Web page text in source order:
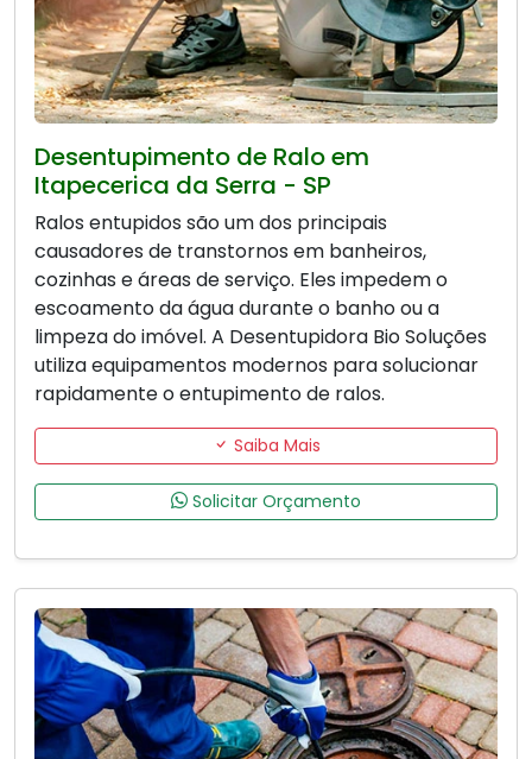
Desentupimento de Ralo em
Itapecerica da Serra - SP
Ralos entupidos são um dos principais
causadores de transtornos em banheiros,
cozinhas e áreas de serviço. Eles impedem o
escoamento da água durante o banho ou a
limpeza do imóvel. A Desentupidora Bio Soluções
utiliza equipamentos modernos para solucionar
rapidamente o entupimento de ralos.
Saiba Mais
Solicitar Orçamento